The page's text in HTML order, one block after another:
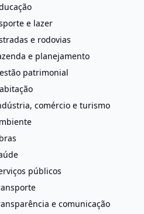
e lazer
e rodovias
e planejamento
patrimonial
comércio e turismo
públicos
e comunicação